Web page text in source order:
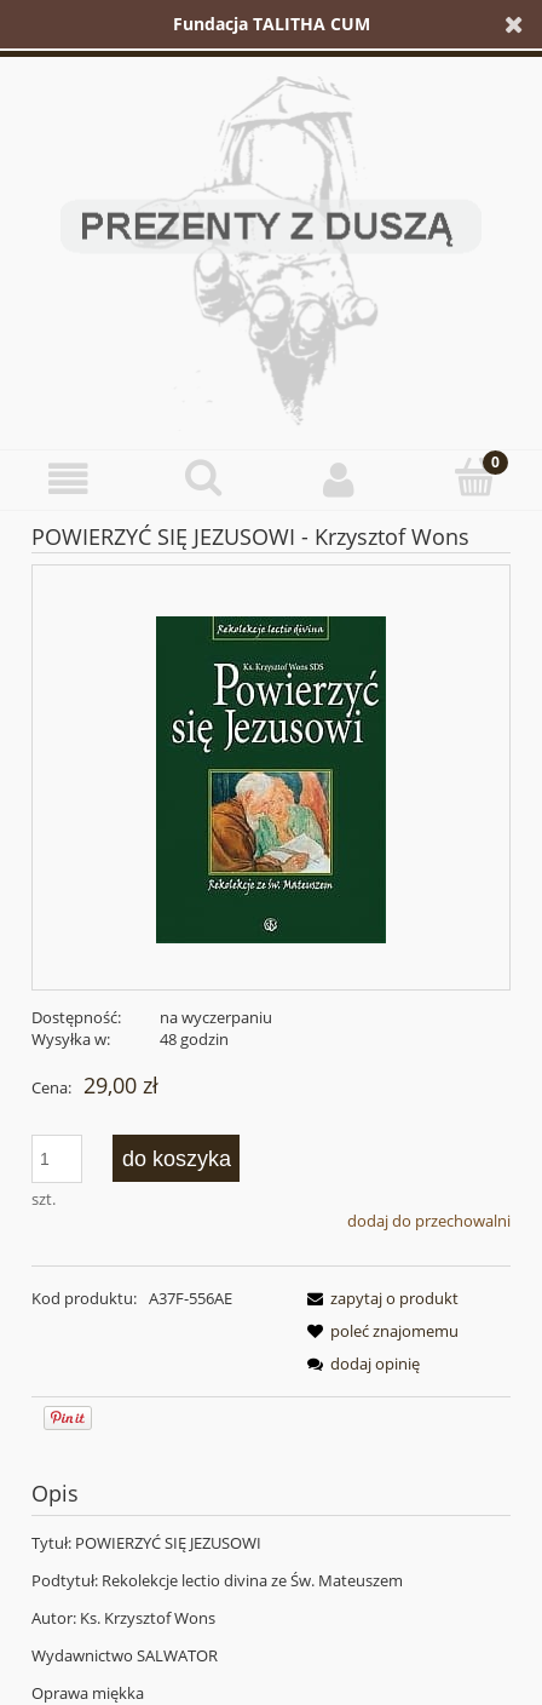
Fundacja TALITHA CUM
POWIERZYĆ SIĘ JEZUSOWI - Krzysztof Wons
Dostępność:
na wyczerpaniu
Wysyłka w:
48 godzin
Cena: 29,00 zł
szt.
do koszyka
dodaj do przechowalni
Kod produktu: A37F-556AE
zapytaj o produkt
poleć znajomemu
dodaj opinię
Opis
Tytuł: POWIERZYĆ SIĘ JEZUSOWI
Podtytuł: Rekolekcje lectio divina ze Św. Mateuszem
Autor: Ks. Krzysztof Wons
Wydawnictwo SALWATOR
Oprawa miękka